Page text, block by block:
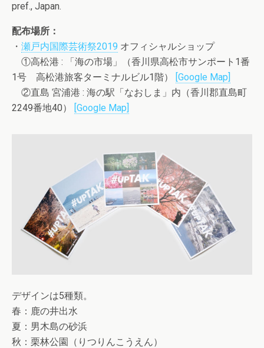
pref., Japan.
配布場所：
・ 瀬戸内国際芸術祭2019 オフィシャルショップ
①高松港 : 「海の市場」（香川県高松市サンポート1番
1号 高松港旅客ターミナルビル1階）
[Google Map]
②直島 宮浦港 : 海の駅「なおしま」内（香川郡直島町
2249番地40）
[Google Map]
デザインは5種類。
春：鹿の井出水
夏：男木島の砂浜
秋：栗林公園（りつりんこうえん）